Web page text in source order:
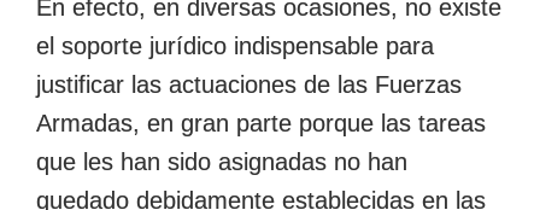
En efecto, en diversas ocasiones, no existe
el soporte jurídico indispensable para
justificar las actuaciones de las Fuerzas
Armadas, en gran parte porque las tareas
que les han sido asignadas no han
quedado debidamente establecidas en las